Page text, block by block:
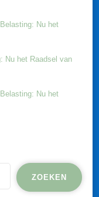
Nu het
Nu het Raadsel van
Nu het
ZOEKEN